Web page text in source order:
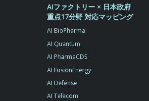
AIファクトリー × 日本政府
重点17分野 対応マッピング
AI BioPharma
AI Quantum
AI PharmaCDS
AI FusionEnergy
AI Defense
AI Telecom